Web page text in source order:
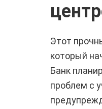
Этот
который
Банк
проблем с